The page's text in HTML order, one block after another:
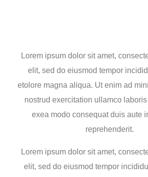
Lorem ipsum dolor sit amet,
elit, sed do eiusmod tempor
etolore magna aliqua. Ut enim ad
nostrud exercitation ullamco
exea modo consequat duis aute
reprehenderit.
Lorem ipsum dolor sit amet,
elit, sed do eiusmod tempor